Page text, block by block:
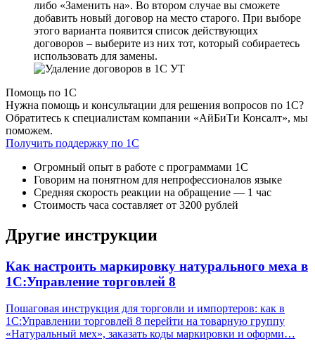
либо «Заменить на». Во втором случае вы сможете
добавить новый договор на место старого. При выборе
этого варианта появится список действующих
договоров – выберите из них тот, который собираетесь
использовать для замены.
Помощь по 1С
Нужна помощь и консультации для решения вопросов по 1С?
Обратитесь к специалистам компании «АйБиТи Консалт», мы
поможем.
Получить поддержку по 1С
Огромный опыт в работе с программами 1С
Говорим на понятном для непрофессионалов языке
Средняя скорость реакции на обращение — 1 час
Стоимость часа составляет от 3200 рублей
Другие инструкции
Как настроить маркировку натурального меха в
1С:Управление торговлей 8
Пошаговая инструкция для торговли и импортеров: как в
1С:Управлении торговлей 8 перейти на товарную группу
«Натуральный мех», заказать коды маркировки и оформи…